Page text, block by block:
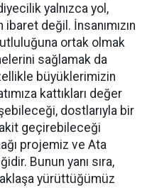
yalnızca yol,
değil. İnsanımızın
ortak olmak
sağlamak da
büyüklerimizin
kattıkları değer
dostlarıyla bir
geçirebileceği
projemiz ve Ata
Bunun yanı sıra,
yürüttüğümüz